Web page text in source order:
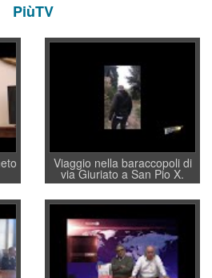
PiùTV
Viaggio nella baraccopoli di
via Giuriato a San Pio X.
Vicenza ai Vicentini: “faremo
un regalo di Natale ai
residenti”